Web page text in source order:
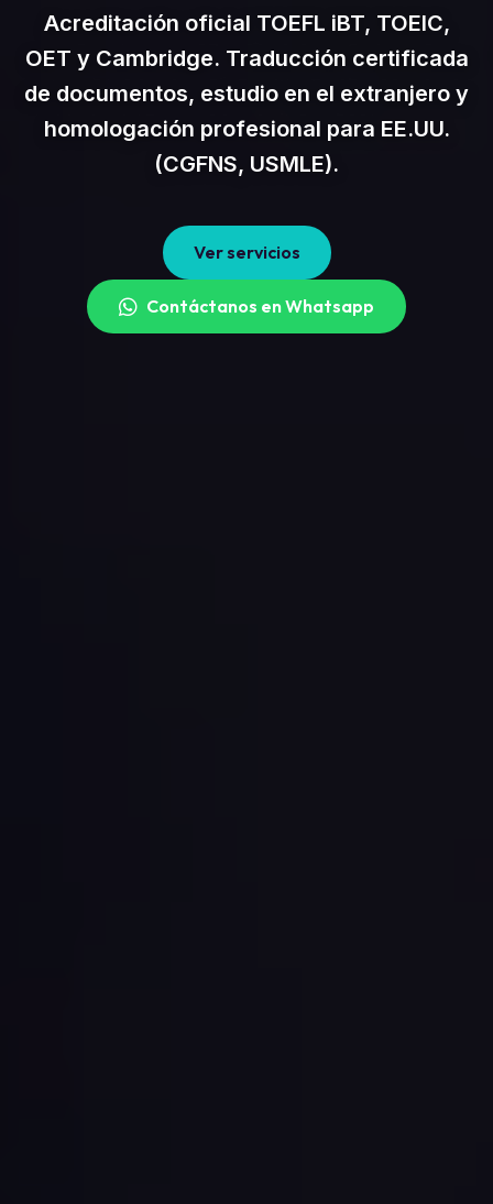
Acreditación oficial TOEFL iBT, TOEIC,
OET y Cambridge. Traducción certificada
de documentos, estudio en el extranjero y
homologación profesional para EE.UU.
(CGFNS, USMLE).
Ver servicios
Contáctanos en Whatsapp